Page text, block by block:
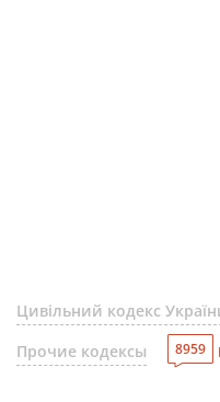
Цивільний кодекс
Прочие кодексы
8959